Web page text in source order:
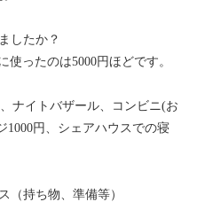
したか？
ったのは5000円ほどです。
ナイトバザール、コンビニ(お
1000円、シェアハウスでの寝
（持ち物、準備等）